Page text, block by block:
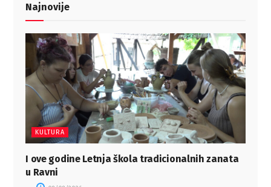
Najnovije
KULTURA
I ove godine Letnja škola tradicionalnih zanata
u Ravni